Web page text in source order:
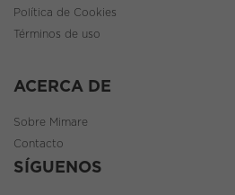
Política de Cookies
Términos de uso
ACERCA DE
Sobre Mimare
Contacto
SÍGUENOS